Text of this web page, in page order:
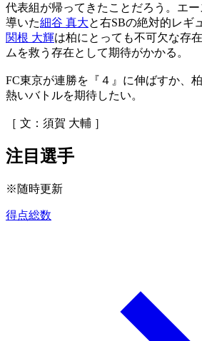
代表組が帰ってきたことだろう。エ
導いた細谷 真大と右SBの絶対的レギ
関根 大輝は柏にとっても不可欠な存
ムを救う存在として期待がかかる。
FC東京が連勝を『４』に伸ばすか、
熱いバトルを期待したい。
［ 文：須賀 大輔 ］
注目選手
※随時更新
得点総数